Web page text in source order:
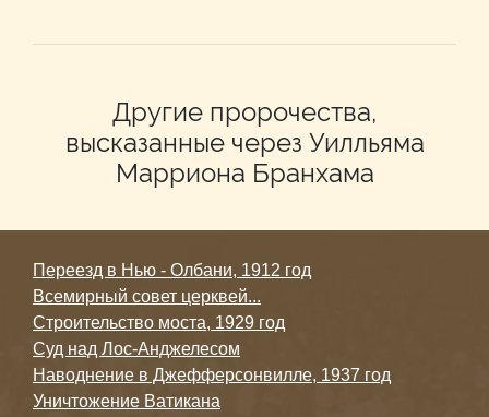
Другие пророчества,
высказанные через Уилльяма
Марриона Бранхама
Переезд в Нью - Олбани, 1912 год
Всемирный совет церквей...
Строительство моста, 1929 год
Суд над Лос-Анджелесом
Наводнение в Джефферсонвилле, 1937 год
Уничтожение Ватикана